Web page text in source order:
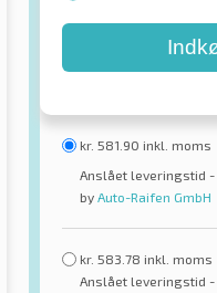
kr. 581.90 inkl. moms
Anslået leveringstid -
by Auto-Raifen GmbH
kr. 583.78 inkl. moms
Anslået leveringstid -